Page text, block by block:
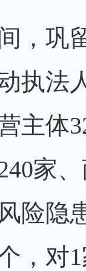
巩
执法
主体
家
险隐
，对